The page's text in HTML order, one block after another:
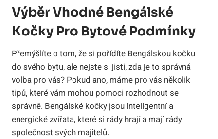
Výběr Vhodné Bengálské
Kočky Pro Bytové Podmínky
Přemýšlíte o tom, že ⁣si pořídíte Bengálskou⁣ kočku
do svého⁢ bytu, ale⁣ nejste ​si jisti, zda je to správná
⁤volba pro vás? Pokud ano, máme pro vás několik
tipů, které vám mohou pomoci‌ rozhodnout se
správně. Bengálské kočky jsou inteligentní a
energické​ zvířata, které si rády ​hrají ⁣a⁢ mají rády
⁢společnost svých majitelů.